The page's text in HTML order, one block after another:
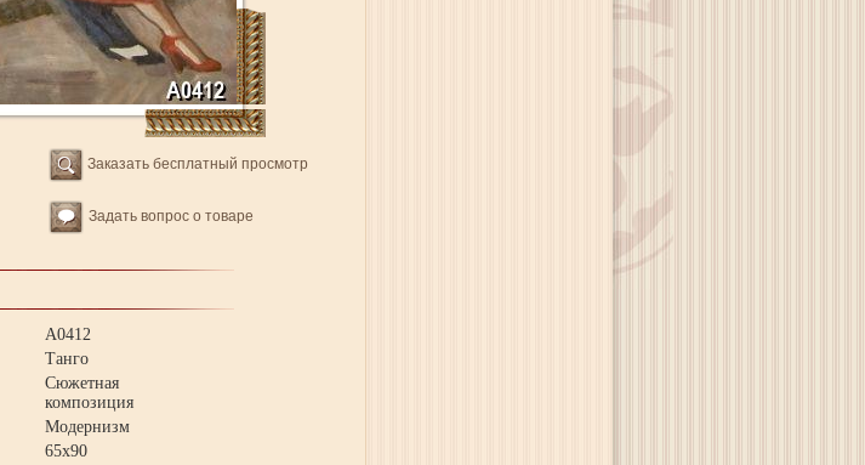
Заказать бесплатный просмотр
Задать вопрос о товаре
A0412
Танго
Сюжетная
композиция
Модернизм
65x90